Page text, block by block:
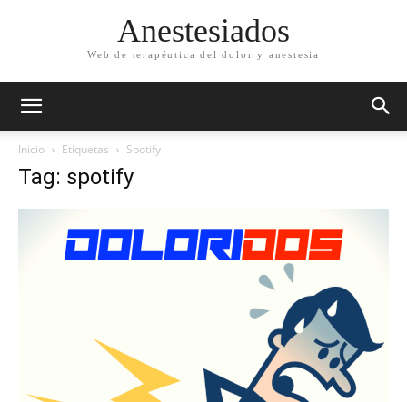
Anestesiados
Web de terapéutica del dolor y anestesia
Inicio Etiquetas Spotify
Tag: spotify